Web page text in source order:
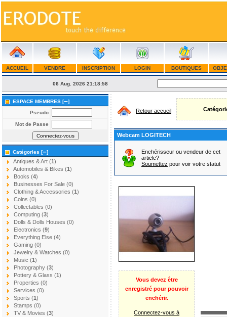
ACCUEIL VENDRE INSCRIPTION LOGIN BOUTIQUES
06 Aug. 2026 21:18:58
ESPACE MEMBRES [–]
Pseudo
Mot de Passe
Catégories [–]
Antiques & Art (1)
Automobiles & Bikes (1)
Books (4)
Businesses For Sale (0)
Clothing & Accessories (1)
Coins (0)
Collectables (0)
Computing (3)
Dolls & Dolls Houses (0)
Electronics (9)
Everything Else (4)
Gaming (0)
Jewelry & Watches (0)
Music (1)
Photography (3)
Pottery & Glass (1)
Properties (0)
Services (0)
Sports (1)
Stamps (0)
TV & Movies (3)
Retour accueil
Webcam LOGITECH
Enchérisseur ou vendeur de cet
article?
Soumettez pour voir votre statut
Vous devez être
enregistré pour pouvoir
enchérir.
Connectez-vous à